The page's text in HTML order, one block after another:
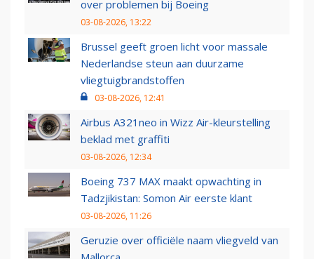
over problemen bij Boeing
03-08-2026, 13:22
Brussel geeft groen licht voor massale
Nederlandse steun aan duurzame
vliegtuigbrandstoffen
03-08-2026, 12:41
Airbus A321neo in Wizz Air-kleurstelling
beklad met graffiti
03-08-2026, 12:34
Boeing 737 MAX maakt opwachting in
Tadzjikistan: Somon Air eerste klant
03-08-2026, 11:26
Geruzie over officiële naam vliegveld van